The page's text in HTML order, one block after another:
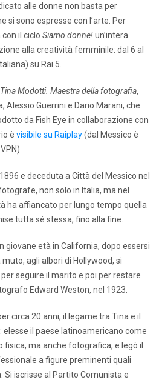
alle donne non basta per
si sono espresse con l’arte. Per
il ciclo Siamo donne!un’intera
alla creatività femminile: dal 6 al
su Rai 5.
Tina Modotti. Maestra della fotografia,
Alessio Guerrini e Dario Marani, che
da Fish Eye in collaborazione con
è visibile su Raiplay(dal Messico è
e deceduta a Città del Messico nel
non solo in Italia, ma nel
ha affiancato per lungo tempo quella
tutta sé stessa, fino alla fine.
giovane età in California, dopo essersi
agli albori di Hollywood, si
seguire il marito e poi per restare
Edward Weston, nel 1923.
circa 20 anni, il legame tra Tina e il
elesse il paese latinoamericano come
fisica, ma anche fotografica, e legò il
a figure preminenti quali
Si iscrisse al Partito Comunista e